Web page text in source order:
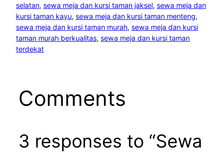
selatan, sewa meja dan kursi taman jaksel, sewa meja dan
kursi taman kayu, sewa meja dan kursi taman menteng
sewa meja dan kursi taman murah, sewa meja dan kursi
taman murah berkualitas, sewa meja dan kursi taman
terdekat
Comments
3 responses to “Sewa